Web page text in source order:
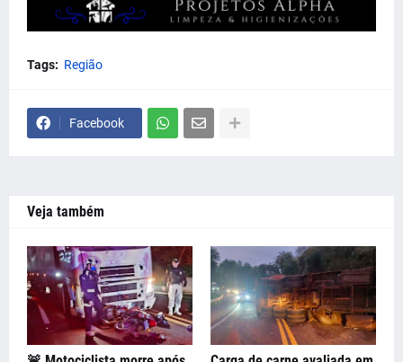
Tags: Região
Facebook
Veja também